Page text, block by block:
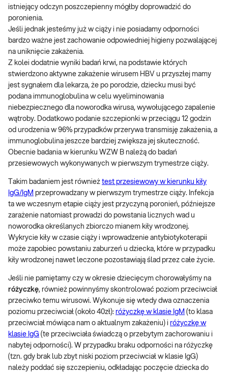
istniejący odczyn poszczepienny mógłby doprowadzić do
poronienia.
Jeśli jednak jesteśmy już w ciąży i nie posiadamy odporności
bardzo ważne jest zachowanie odpowiedniej higieny pozwalającej
na uniknięcie zakażenia.
Z kolei dodatnie wyniki badań krwi, na podstawie których
stwierdzono aktywne zakażenie wirusem HBV u przyszłej mamy
jest sygnałem dla lekarza, że po porodzie, dziecku musi być
podana immunoglobulina w celu wyeliminowania
niebezpiecznego dla noworodka wirusa, wywołującego zapalenie
wątroby. Dodatkowo podanie szczepionki w przeciągu 12 godzin
od urodzenia w 96% przypadków przerywa transmisję zakażenia, a
immunoglobulina jeszcze bardziej zwiększa jej skuteczność.
Obecnie badania w kierunku WZW B należą do badań
przesiewowych wykonywanych w pierwszym trymestrze ciąży.
Takim badaniem jest również test przesiewowy w kierunku kiły
IgG/IgM przeprowadzany w pierwszym trymestrze ciąży. Infekcja
ta we wczesnym etapie ciąży jest przyczyną poronień, późniejsze
zarażenie natomiast prowadzi do powstania licznych wad u
noworodka określanych zbiorczo mianem kiły wrodzonej.
Wykrycie kiły w czasie ciąży i wprowadzenie antybiotykoterapii
może zapobiec powstaniu zaburzeń u dziecka, które w przypadku
kiły wrodzonej nawet leczone pozostawiają ślad przez całe życie.
Jeśli nie pamiętamy czy w okresie dziecięcym chorowałyśmy na
różyczkę, również powinnyśmy skontrolować poziom przeciwciał
przeciwko temu wirusowi. Wykonuje się wtedy dwa oznaczenia
poziomu przeciwciał (około 40zł): różyczkę w klasie IgM (to klasa
przeciwciał mówiąca nam o aktualnym zakażeniu) i różyczkę w
klasie IgG (te przeciwciała świadczą o przebytym zachorowaniu i
nabytej odporności). W przypadku braku odporności na różyczkę
(tzn. gdy brak lub zbyt niski poziom przeciwciał w klasie IgG)
należy poddać się szczepieniu, odkładając poczęcie dziecka do